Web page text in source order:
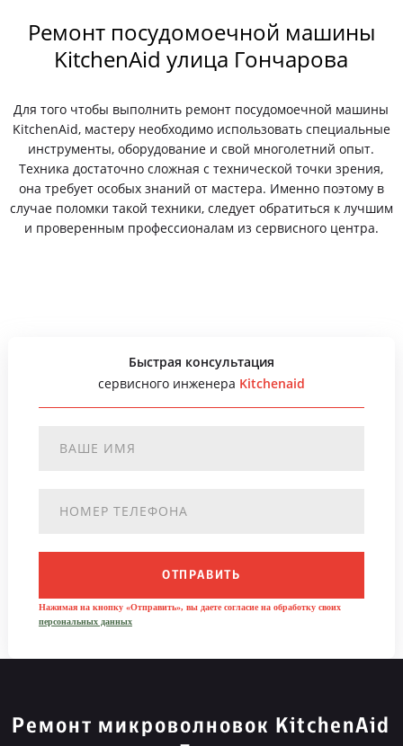
Ремонт посудомоечной машины
KitchenAid улица Гончарова
Для того чтобы выполнить ремонт посудомоечной машины
KitchenAid, мастеру необходимо использовать специальные
инструменты, оборудование и свой многолетний опыт.
Техника достаточно сложная с технической точки зрения,
она требует особых знаний от мастера. Именно поэтому в
случае поломки такой техники, следует обратиться к лучшим
и проверенным профессионалам из сервисного центра.
Быстрая консультация
сервисного инженера Kitchenaid
ОТПРАВИТЬ
Нажимая на кнопку «Отправить», вы даете согласие на обработку своих
персональных данных
Ремонт микроволновок KitchenAid